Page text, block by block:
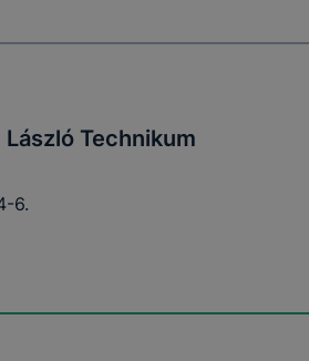
Technikum
6.